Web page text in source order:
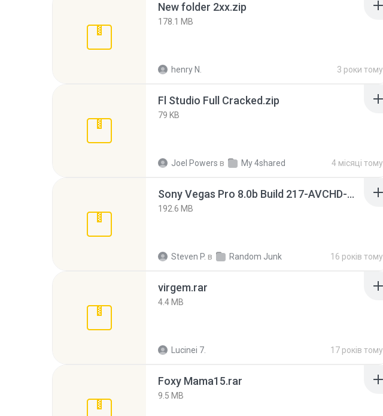
New folder 2xx.zip
178.1 MB
henry N. 3 роки тому
Fl Studio Full Cracked.zip
79 KB
Joel Powers в My 4shared 4 місяці тому
Sony Vegas Pro 8.0b Build 217-AVCHD-MPG-AC3 FIXED.7z
192.6 MB
Steven P. в Random Junk 16 років тому
virgem.rar
4.4 MB
Lucinei 7. 17 років тому
Foxy Mama15.rar
9.5 MB